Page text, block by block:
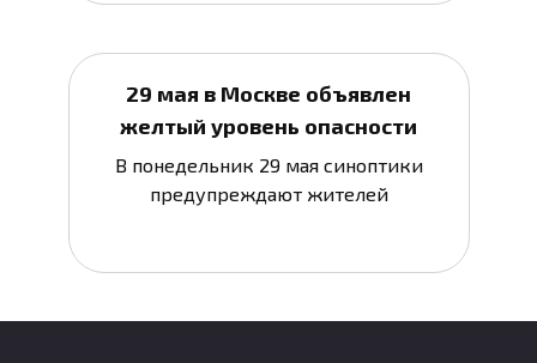
29 мая в Москве объявлен
желтый уровень опасности
В понедельник 29 мая синоптики
предупреждают жителей